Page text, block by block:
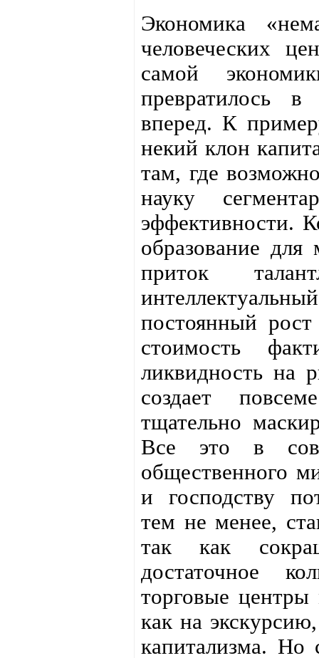
Экономика
человеческих
самой
превратилось
вперед. К
некий клон
там, где
науку
эффективности.
образование
приток
постоянный
стоимость
ликвидность на
создает
тщательно
Все это в
общественного
и господству
тем не менее,
так как
достаточное
торговые центры
как на
капитализма.